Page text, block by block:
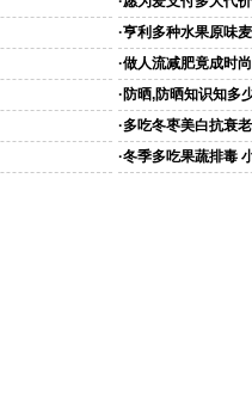
·亨利多种水果原味
·做人流减肥竟成时尚
· 防晒,防晒知识知多
·多吃冬枣美白抗衰
·冬季多吃果蔬排毒